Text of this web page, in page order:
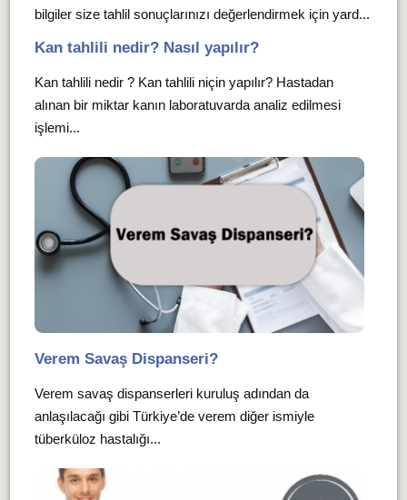
bilgiler size tahlil sonuçlarınızı değerlendirmek için yard...
Kan tahlili nedir? Nasıl yapılır?
Kan tahlili nedir ? Kan tahlili niçin yapılır? Hastadan
alınan bir miktar kanın laboratuvarda analiz edilmesi
işlemi...
Verem Savaş Dispanseri?
Verem savaş dispanserleri kuruluş adından da
anlaşılacağı gibi Türkiye’de verem diğer ismiyle
tüberküloz hastalığı...